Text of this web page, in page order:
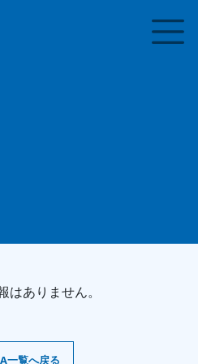
はありません。
一覧へ戻る